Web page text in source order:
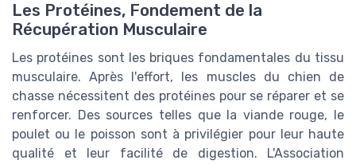
Les Protéines, Fondement de la
Récupération Musculaire
Les protéines sont les briques fondamentales du tissu
musculaire. Après l'effort, les muscles du chien de
chasse nécessitent des protéines pour se réparer et se
renforcer. Des sources telles que la viande rouge, le
poulet ou le poisson sont à privilégier pour leur haute
qualité et leur facilité de digestion. L'Association